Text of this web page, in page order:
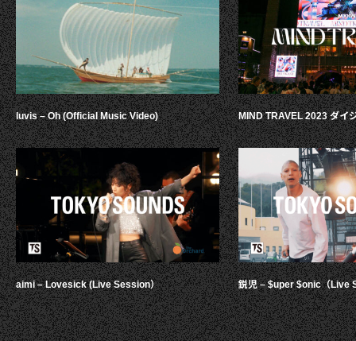
luvis – Oh (Official Music Video)
aimi – Lovesick (Live Session）
MIND TRAVEL 2023 ダイ
鋭児 – $uper $onic（Live